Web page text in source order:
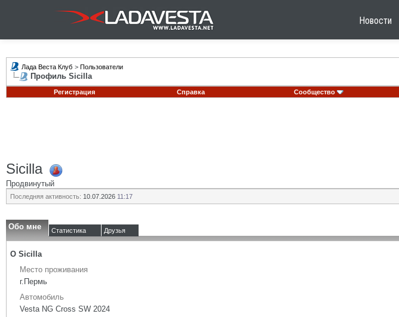
Новости
Лада Веста Клуб > Пользователи
Профиль Sicilla
Регистрация
Справка Сообщество
Sicilla
Продвинутый
Последняя активность: 10.07.2026 11:17
Обо мне Статистика Друзья
О Sicilla
Место проживания
г.Пермь
Автомобиль
Vesta NG Cross SW 2024